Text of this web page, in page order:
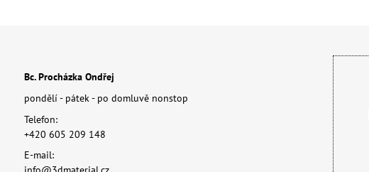
Bc. Procházka Ondřej
pondělí - pátek - po domluvě nonstop
Telefon:
+420 605 209 148
E-mail: